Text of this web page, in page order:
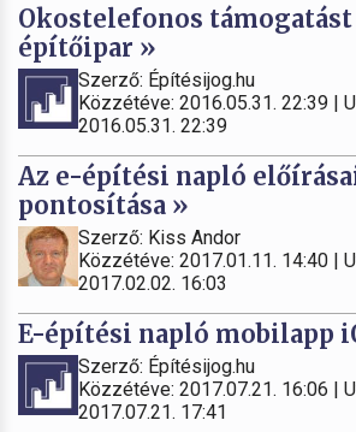
Okostelefonos támogatást
építőipar »
Szerző: Építésijog.hu
Közzétéve: 2016.05.31. 22:39 |
2016.05.31. 22:39
Az e-építési napló
pontosítása »
Szerző: Kiss Andor
Közzétéve: 2017.01.11. 14:40 |
2017.02.02. 16:03
E-építési napló mobilapp
Szerző: Építésijog.hu
Közzétéve: 2017.07.21. 16:06 |
2017.07.21. 17:41